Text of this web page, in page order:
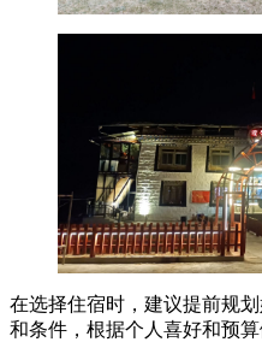
在选择住宿时，建议提前规
和条件，根据个人喜好和预算